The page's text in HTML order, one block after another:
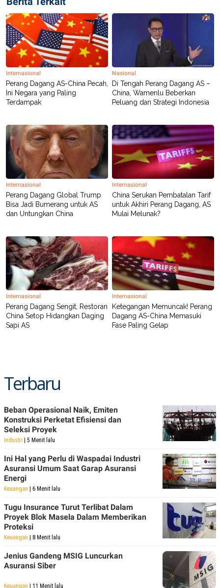
S
T
D
A
T
A
A
E
S
O
T
A
N
I
S
U
S
JARINGAN
K
N
A
N
A
D
E
M
Y
P
E
S
R
E
A
S
E
.
I
D
L
A
N
G
A
T
A
K
I
N
E
J
E
N
P
A
P
E
R
D
V
E
T
S
I
N
G
G
M
E
D
I
I
D
Internasional
Perang Dagang AS-China Pecah,
Ini Negara yang Paling
Terdampak
Nasional
Di Tengah Perang Dagang AS –
China, Wamenlu Beberkan
Peluang dan Strategi Indonesia
Internasional
Perang Dagang Global Trump
Bisa Jadi Bumerang untuk AS
dan Untungkan China
Internasional
China Serukan Pembatalan Tarif
untuk Akhiri Perang Dagang, AS
Mulai Melunak?
Internasional
Perang Dagang Sengit, Restoran
China Setop Hidangkan Daging
Sapi AS
Internasional
Ketegangan Memuncak! Perang
Dagang AS-China Memasuki
Fase Paling Gelap
Terbaru
Beban Operasional Naik, Emiten
Konstruksi Perketat Efisiensi dan
Seleksi Proyek
Industri | 5 Menit lalu
Ini Hal yang Perlu di Waspadai Industri
Asuransi Umum Saat Garap Asuransi
Energi
Keuangan | 6 Menit lalu
Tugu Insurance Turut Terlibat Dalam
Proyek Blok Masela Dalam Memberikan
Proteksi
Keuangan | 8 Menit lalu
Jenius Gandeng MSIG Luncurkan
Asuransi Siber
Keuangan | 11 Menit lalu